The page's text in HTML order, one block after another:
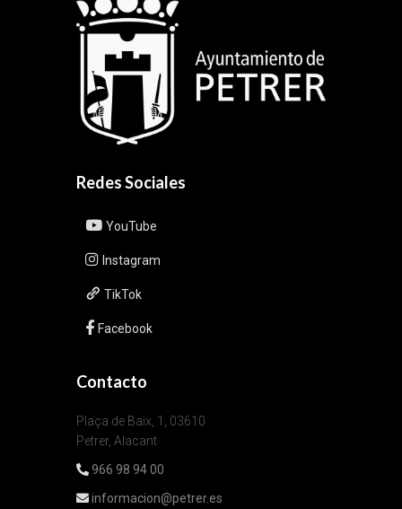
Redes Sociales
YouTube
Instagram
TikTok
Facebook
Contacto
Plaça de Baix, 1, 03610
Petrer, Alacant
966 98 94 00
informacion@petrer.es